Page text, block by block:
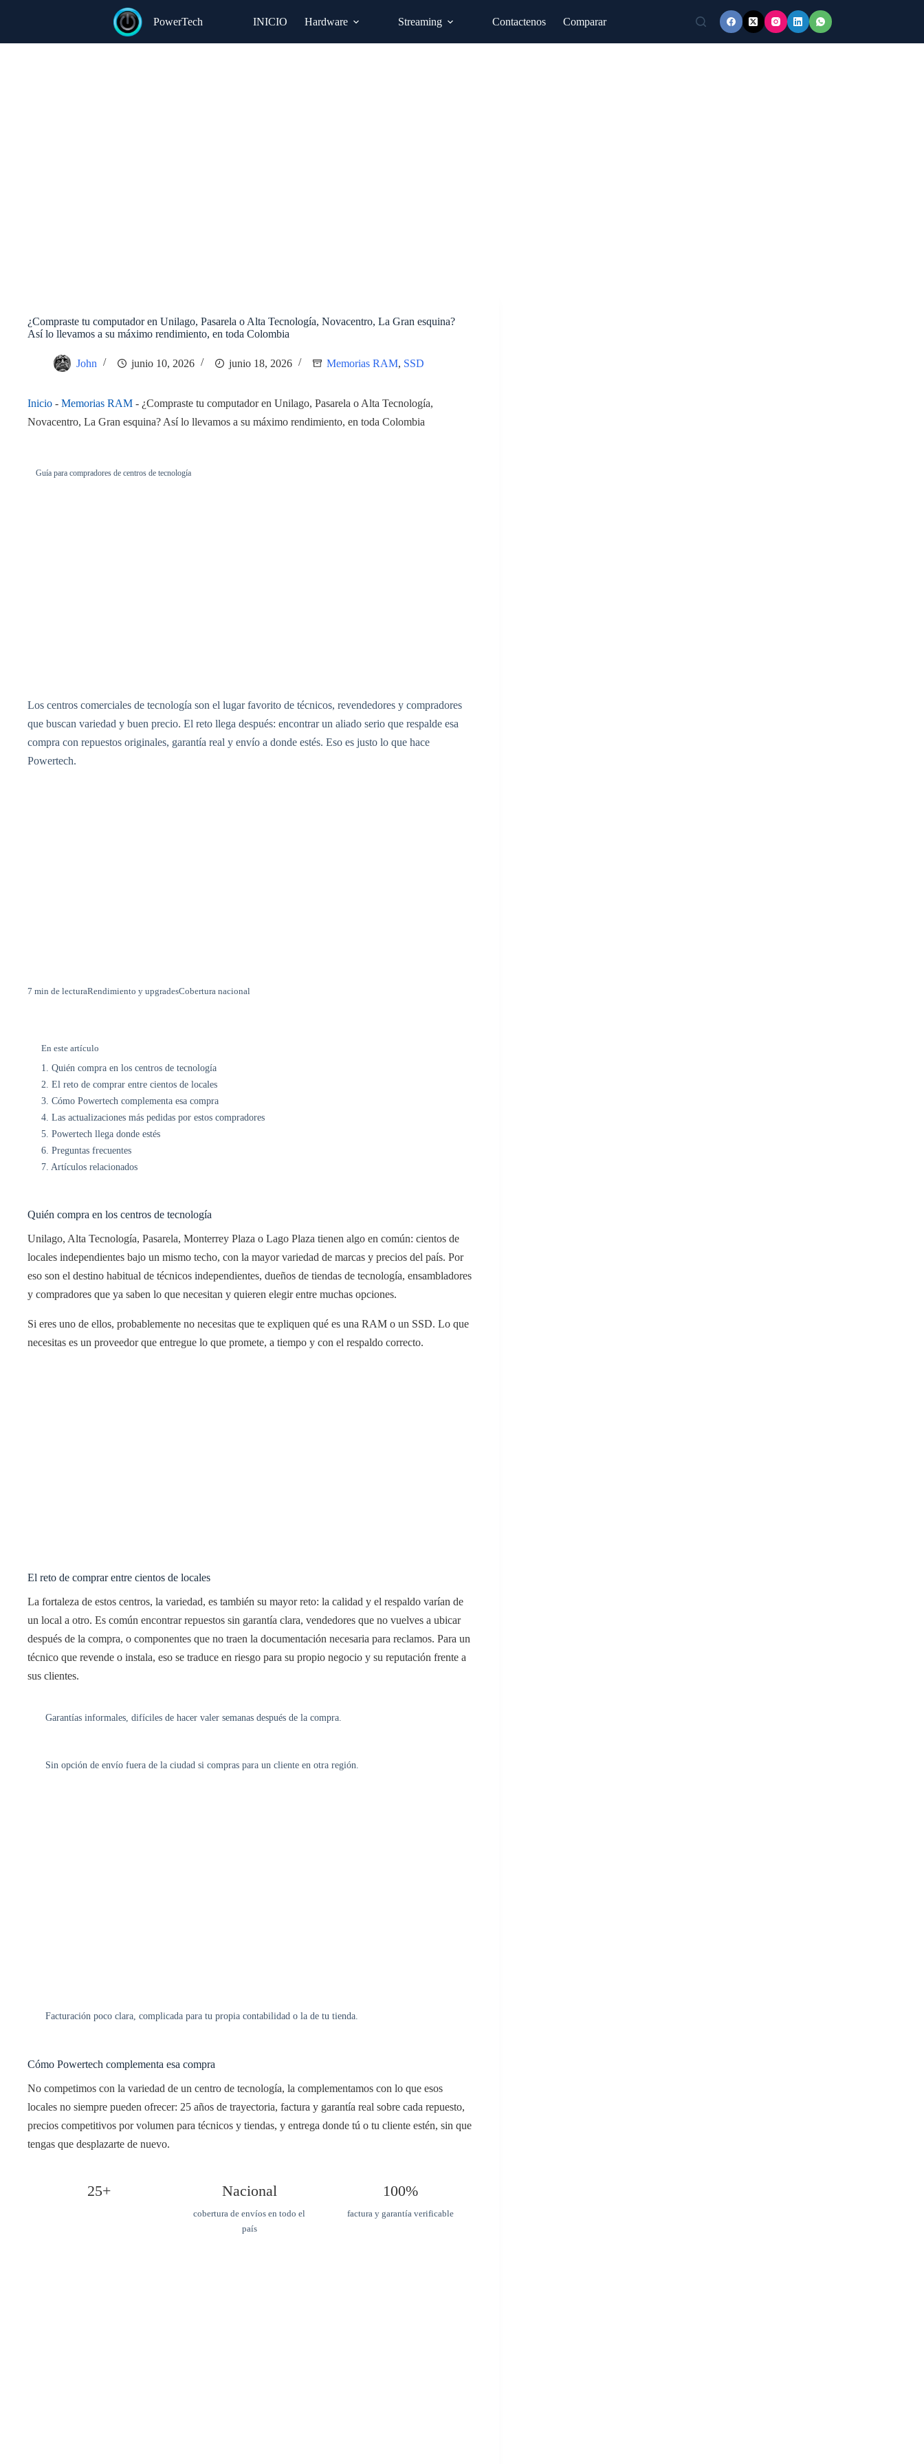
PowerTech INICIO Hardware Streaming Contactenos Comparar
¿Compraste tu computador en Unilago, Pasarela o Alta Tecnología, Novacentro, La Gran esquina?
Así lo llevamos a su máximo rendimiento, en toda Colombia
John junio 10, 2026 junio 18, 2026 Memorias RAM, SSD
Inicio - Memorias RAM - ¿Compraste tu computador en Unilago, Pasarela o Alta Tecnología,
Novacentro, La Gran esquina? Así lo llevamos a su máximo rendimiento, en toda Colombia
Guía para compradores de centros de tecnología
Los centros comerciales de tecnología son el lugar favorito de técnicos, revendedores y compradores
que buscan variedad y buen precio. El reto llega después: encontrar un aliado serio que respalde esa
compra con repuestos originales, garantía real y envío a donde estés. Eso es justo lo que hace
Powertech.
7 min de lecturaRendimiento y upgradesCobertura nacional
En este artículo
1. Quién compra en los centros de tecnología
2. El reto de comprar entre cientos de locales
3. Cómo Powertech complementa esa compra
4. Las actualizaciones más pedidas por estos compradores
5. Powertech llega donde estés
6. Preguntas frecuentes
7. Artículos relacionados
Quién compra en los centros de tecnología
Unilago, Alta Tecnología, Pasarela, Monterrey Plaza o Lago Plaza tienen algo en común: cientos de
locales independientes bajo un mismo techo, con la mayor variedad de marcas y precios del país. Por
eso son el destino habitual de técnicos independientes, dueños de tiendas de tecnología, ensambladores
y compradores que ya saben lo que necesitan y quieren elegir entre muchas opciones.
Si eres uno de ellos, probablemente no necesitas que te expliquen qué es una RAM o un SSD. Lo que
necesitas es un proveedor que entregue lo que promete, a tiempo y con el respaldo correcto.
El reto de comprar entre cientos de locales
La fortaleza de estos centros, la variedad, es también su mayor reto: la calidad y el respaldo varían de
un local a otro. Es común encontrar repuestos sin garantía clara, vendedores que no vuelves a ubicar
después de la compra, o componentes que no traen la documentación necesaria para reclamos. Para un
técnico que revende o instala, eso se traduce en riesgo para su propio negocio y su reputación frente a
sus clientes.
Garantías informales, difíciles de hacer valer semanas después de la compra.
Sin opción de envío fuera de la ciudad si compras para un cliente en otra región.
Facturación poco clara, complicada para tu propia contabilidad o la de tu tienda.
Cómo Powertech complementa esa compra
No competimos con la variedad de un centro de tecnología, la complementamos con lo que esos
locales no siempre pueden ofrecer: 25 años de trayectoria, factura y garantía real sobre cada repuesto,
precios competitivos por volumen para técnicos y tiendas, y entrega donde tú o tu cliente estén, sin que
tengas que desplazarte de nuevo.
25+ Nacional
cobertura de envíos en todo el
país
100%
factura y garantía verificable